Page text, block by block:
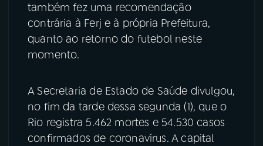
também fez uma recomendação
contrária à Ferj e à própria Prefeitura,
quanto ao retorno do futebol neste
momento.
A Secretaria de Estado de Saúde divulgou,
no fim da tarde dessa segunda (1), que o
Rio registra 5.462 mortes e 54.530 casos
confirmados de coronavírus. A capital